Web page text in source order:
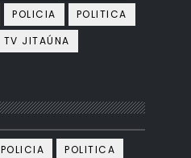
POLICIA
POLITICA
TV JITAÚNA
POLICIA
POLITICA